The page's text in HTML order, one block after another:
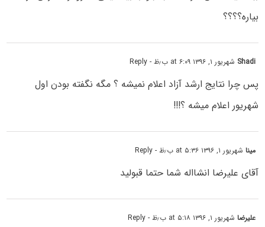
بیاره؟؟؟؟
Shadi شهریور ۱, ۱۳۹۶ at ۶:۰۹ ب٫ظ - Reply
پس چرا نتایج ارشد آزاد اعلام نمیشه ؟ مگه نگفته بودن اول
شهریور اعلام میشه ؟!!!
میناشهریور ۱, ۱۳۹۶ at ۵:۳۶ ب٫ظ - Reply
آقای علیرضا انشااله شما حتما قبولید
علیرضاشهریور ۱, ۱۳۹۶ at ۵:۱۸ ب٫ظ - Reply